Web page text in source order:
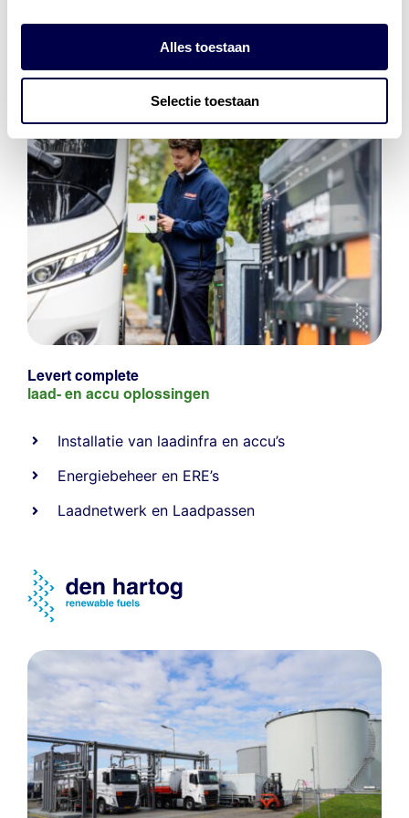
Alles toestaan
Selectie toestaan
Levert complete
laad- en accu oplossingen
Installatie van laadinfra en accu’s
Energiebeheer en ERE’s
Laadnetwerk en Laadpassen